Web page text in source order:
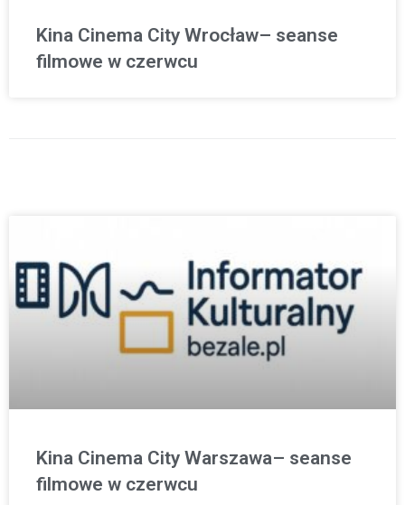
Kina Cinema City Wrocław– seanse
filmowe w czerwcu
Kina Cinema City Warszawa– seanse
filmowe w czerwcu